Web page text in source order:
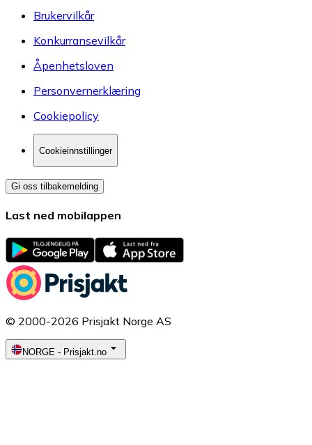
Brukervilkår
Konkurransevilkår
Åpenhetsloven
Personvernerklæring
Cookiepolicy
Cookieinnstillinger
Gi oss tilbakemelding
Last ned mobilappen
© 2000-2026 Prisjakt Norge AS
NORGE - Prisjakt.no